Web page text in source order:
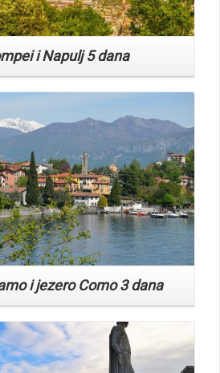
i Napulj 5 dana
Read More
i jezero Como 3 dana
Read More